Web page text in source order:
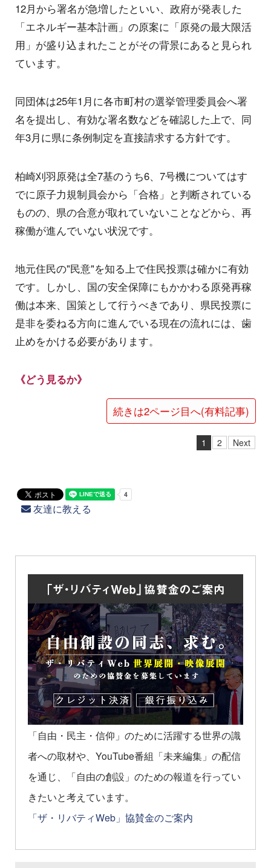
12月から署名が急増したといい、政府が発表した
「エネルギー基本計画」の原案に「原発の最大限活
用」が盛り込まれたことがその背景にあると見られ
ています。
同団体は25年1月に各市町村の選挙管理委員会へ署
名を提出し、有効な署名数などを確認した上で、同
年3月に県に条例制定を直接請求する方針です。
柏崎刈羽原発は全7基のうち6、7号機についてはす
でに原子力規制員会から「合格」と判断されている
ものの、県の合意が取れていないことなどから、再
稼働が進んでいない状況です。
地元住民の"民意"を知る上で住民投票は確かに有効
です。しかし、国の安全保障にもかかわる原発再稼
働は本来、国策として行うべきであり、県民投票に
是非を委ねる方向に進んでいる現在の流れには、歯
止めをかける必要があります。
《どう見るか》
続きは2ページ目へ(有料記事)
1 2 Next
友達に教える
「自由・民主・信仰」のために活躍する世界の識
者への取材や、YouTube番組「未来編集」の配信
を通じ、「自由の創設」のための報道を行ってい
きたいと考えています。
「ザ・リバティWeb」協賛金のご案内